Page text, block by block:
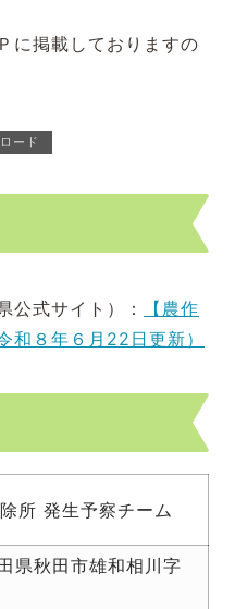
に掲載しておりますの
ード
公式サイト）：
【農作
和８年６月22日更新）
所 発生予察チーム
県秋田市雄和相川字